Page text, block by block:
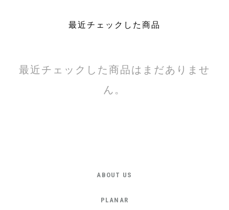
最近チェックした商品
最近チェックした商品はまだありませ
ん。
ABOUT US
PLANAR